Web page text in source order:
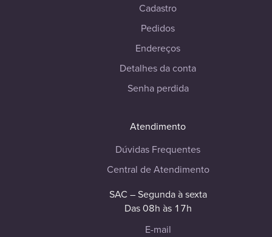
Cadastro
Pedidos
Endereços
Detalhes da conta
Senha perdida
Atendimento
Dúvidas Frequentes
Central de Atendimento
SAC – Segunda à sexta
Das 08h às 17h
E-mail